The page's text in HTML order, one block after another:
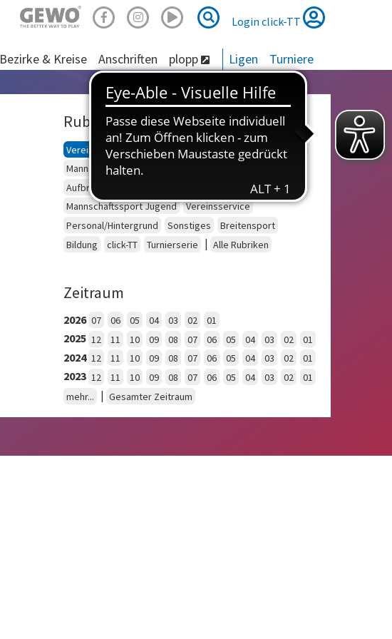
Suche
Suche
Login click-TT
Bezirke & Kreise Anschriften plopp Ligen Turniere
Rubriken
Vereinsberatung Schulsport
Einzelsport Erwachsene
Mannschaftssport Erwachsene
Aufbruch
Mannschaftssport Jugend
Vereinsservice
Personal/Hintergrund
Sonstiges
Breitensport
Bildung
click-TT Turnierserie | Alle Rubriken
Zeitraum
2026 07 06 05 04 03 02 01
2025 12 11 10 09 08 07 06 05 04 03 02 01
2024 12 11 10 09 08 07 06 05 04 03 02 01
2023 12 11 10 09 08 07 06 05 04 03 02
01
mehr...
| Gesamter Zeitraum